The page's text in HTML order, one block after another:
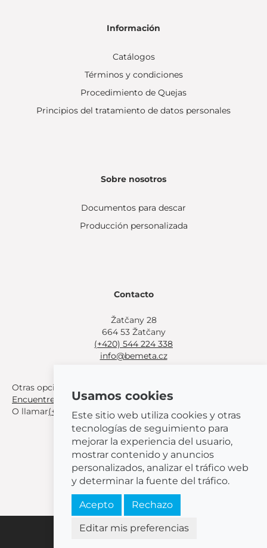
Información
Catálogos
Términos y condiciones
Procedimiento de Quejas
Principios del tratamiento de datos personales
Sobre nosotros
Documentos para descar
Producción personalizada
Contacto
Žatčany 28
664 53 Žatčany
(+420) 544 224 338
info@bemeta.cz
Otras opciones de compra:
Encuentre un distribuidor cerca de usted
O llamar(+420) 544 224 338.
© 2026 BEMETA
Usamos cookies
Este sitio web utiliza cookies y otras
tecnologías de seguimiento para
mejorar la experiencia del usuario,
mostrar contenido y anuncios
personalizados, analizar el tráfico web
y determinar la fuente del tráfico.
Acepto Rechazo
Editar mis preferencias